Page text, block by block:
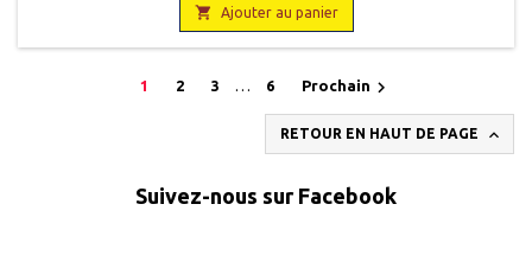
 Ajouter au panier
1 2 3 … 6 Prochain 
RETOUR EN HAUT DE PAGE 
Suivez-nous sur Facebook